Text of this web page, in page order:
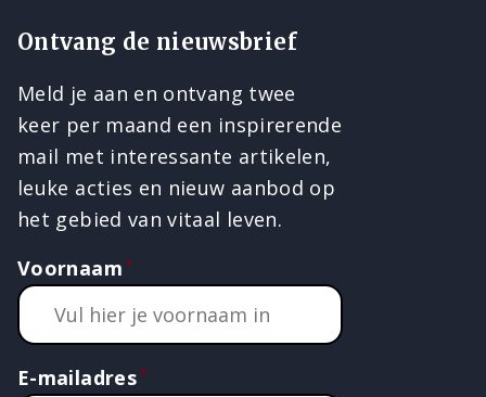
Ontvang de nieuwsbrief
Meld je aan en ontvang twee
keer per maand een inspirerende
mail met interessante artikelen,
leuke acties en nieuw aanbod op
het gebied van vitaal leven.
Voornaam
E-mailadres